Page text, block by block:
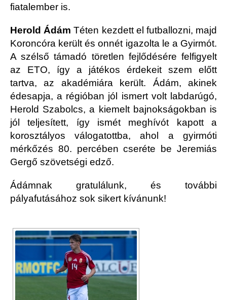
fiatalember is.
Herold Ádám Téten kezdett el futballozni, majd
Koroncóra került és onnét igazolta le a Gyirmót.
A szélső támadó töretlen fejlődésére felfigyelt
az ETO, így a játékos érdekeit szem előtt
tartva, az akadémiára került. Ádám, akinek
édesapja, a régióban jól ismert volt labdarúgó,
Herold Szabolcs, a kiemelt bajnokságokban is
jól teljesített, így ismét meghívót kapott a
korosztályos válogatottba, ahol a gyirmóti
mérkőzés 80. percében cseréte be Jeremiás
Gergő szövetségi edző.
Ádámnak gratulálunk, és további
pályafutásához sok sikert kívánunk!